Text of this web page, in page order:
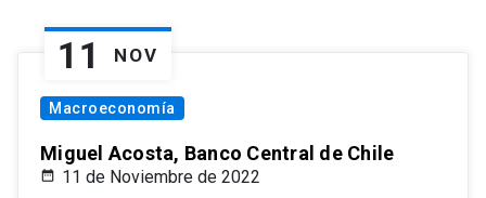
11 NOV
Macroeconomía
Miguel Acosta, Banco Central de Chile
11 de Noviembre de 2022